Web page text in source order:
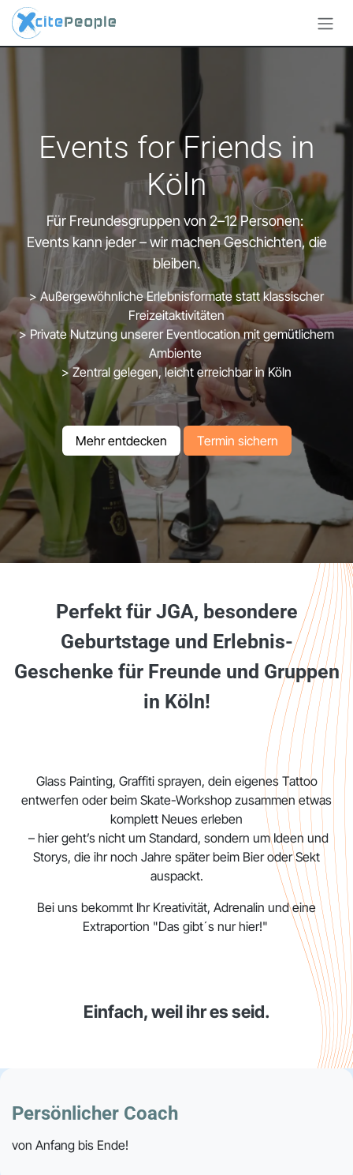
Zum Inhalt springen
Events for Friends in
Köln
Für Freundesgruppen von 2–12 Personen:
Events kann jeder – wir machen Geschichten, die
bleiben.
> Außergewöhnliche Erlebnisformate statt klassischer
Freizeitaktivitäten
> Private Nutzung unserer Eventlocation mit gemütlichem
Ambiente
> Zentral gelegen, leicht erreichbar in Köln
Mehr ent​​​​decken Term​​in​​ sic​​​​​​hern
Perfekt für JGA, besondere
Geburtstage und Erlebnis-
Geschenke für Freunde und Gruppen
in Köln!
Glass Painting, Graffiti sprayen, dein eigenes Tattoo
entwerfen oder beim Skate-Workshop zusammen etwas
komplett Neues erleben
– hier geht’s nicht um Standard, sondern um Ideen und
Storys, die ihr noch Jahre später beim Bier oder Sekt
auspackt.
Bei uns bekommt Ihr Kreativität, Adrenalin und eine
Extraportion "Das gibt´s nur hier!"
Einfach, weil ihr es seid.
Persönlicher Coach
von Anfang bis Ende!